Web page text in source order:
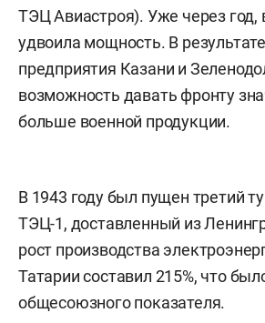
ТЭЦ Авиастроя). Уже через год,
удвоила мощность. В
предприятия Казани и
возможность давать фронту
больше военной продукции.
В 1943 году был пущен третий
ТЭЦ-1, доставленный из
рост производства
Татарии составил 215%, что
общесоюзного показателя.